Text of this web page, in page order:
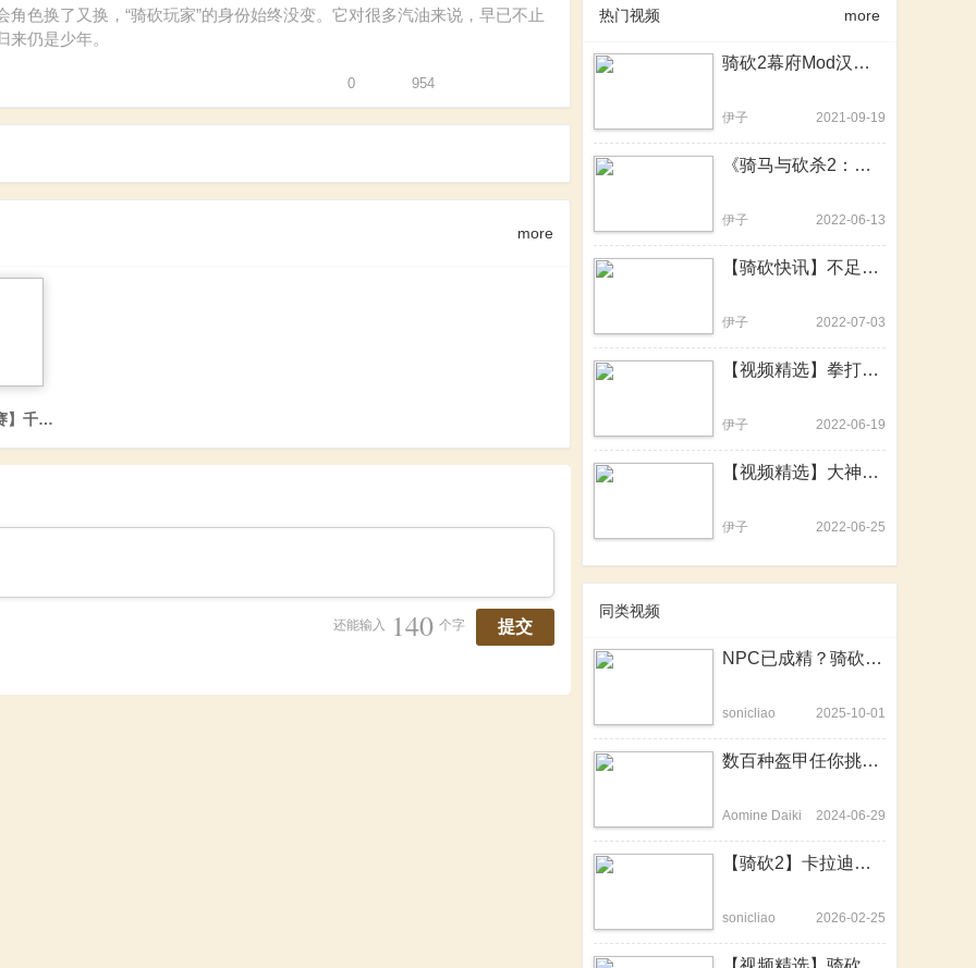
色换了又换，“骑砍玩家”的身份始终没变。它对很多汽油来说，早已不止
仍是少年。
0 954
more
千面英雄：骑马与砍杀14年
还能输入 140 个字 提交
热门视频 more
骑砍2幕府Mod汉化版发布！速速来战！一统日本幕府乱世！
伊子 2021-09-19
《骑马与砍杀2：霸主》e1.8.0更新日志重点解读
伊子 2022-06-13
【骑砍快讯】不足100KB的硬核MOD！一个更比九个强
伊子 2022-07-03
【视频精选】拳打混沌怪，脚踢吸血鬼！骑砍2战锤MOD中文版
伊子 2022-06-19
【视频精选】大神用骑砍2重制了20年前的骑砍前身，骑砍2战团可提上日程？
伊子 2022-06-25
同类视频
NPC已成精？骑砍2MOD《生动场景》终结鬼城！
sonicliao 2025-10-01
数百种盔甲任你挑！满足你所有的中世纪幻想！《环宇军械库》
Aomine Daiki 2024-06-29
【骑砍2】卡拉迪亚人的海！——属于我们的“四海征途”！
sonicliao 2026-02-25